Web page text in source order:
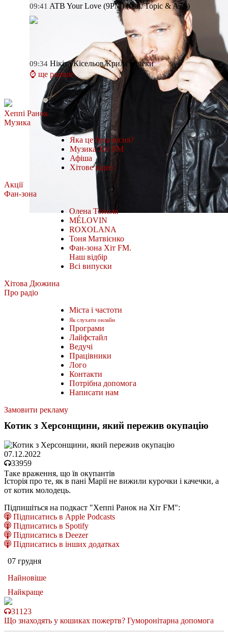
09:41 ATB Your Love (9PM) (feat. Topic & A7S)
09:34 Нікіта Кісельов Крила лелеки
⌚ ще раніше
Хеппі Ранок
Музика
Яка це була пісня?
Музика Хіт FM
Афіша
Хітове відео
Акції
Фан-зона
Олена Тополя
MÉLOVIN
ROXOLANA
Тоня Матвієнко
Фан-зона Хіт FM.
Наш відбір
Всі випуски
Хітова Дюжина
Про радіо
Міста і частоти
Як слухати онлайн
Програми
Лайфстайл
Ведучі
Працівники
Лого
Контакти
Потрібна допомога
Написати нам
Замовити рекламу
Котик з Херсонщини, який пережив окупацію
07.12.2022
33959
Таке враження, що їв окупантів
Історія про те, як в пані Марії не вижили курочки і качечки, а
от котик молодець.
Підпишіться на подкаст "Хеппі Ранок на Хіт FM":
Підписатись в Apple Podcasts
Підписатись в Spotify
Підписатись в Deezer
Підписатись в інших додатках
07 грудня
Найновіше
Найкраще
31123
Що знаходять у кошиках пожертв? Гуморонітарна допомога